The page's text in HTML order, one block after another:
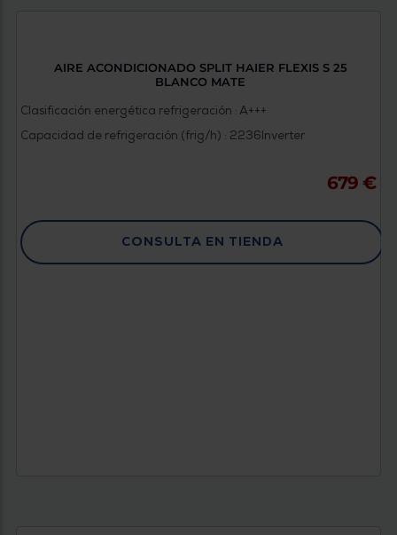
AIRE ACONDICIONADO SPLIT HAIER FLEXIS S 25
BLANCO MATE
Clasificación energética refrigeración : A+++
Capacidad de refrigeración (frig/h) : 2236 Inverter
679 €
CONSULTA EN TIENDA